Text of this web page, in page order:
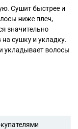
Сушит быстрее и
ниже плеч,
значительно
сушку и укладку.
укладывает волосы